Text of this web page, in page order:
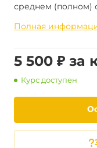
среднем (полном)
Полная
5 500 ₽ за
Курс доступен